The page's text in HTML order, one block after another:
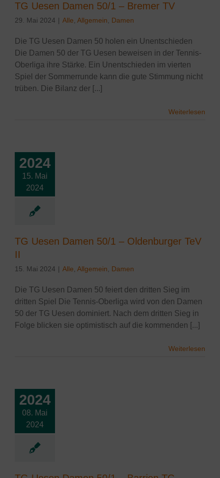
TG Uesen Damen 50/1 – Bremer TV
29. Mai 2024 | Alle Allgemein Damen
Die TG Uesen Damen 50 holen ein Unentschieden
Die Damen 50 der TG Uesen beweisen in der Tennis-
Oberliga ihre Stärke. Ein Unentschieden im vierten
Spiel der Sommerrunde kann die gute Stimmung nicht
trüben. Die Bilanz der [...]
Weiterlesen
2024
15. Mai
2024
Damen
Oldenburger
TeV II
Damen
TG Uesen Damen 50/1 – Oldenburger TeV
II
15. Mai 2024 | Alle Allgemein Damen
Die TG Uesen Damen 50 feiert den dritten Sieg im
dritten Spiel Die Tennis-Oberliga wird von den Damen
50 der TG Uesen dominiert. Nach dem dritten Sieg in
Folge blicken sie optimistisch auf die kommenden [...]
Weiterlesen
2024
08. Mai
2024
Damen
Barrien TC
Damen